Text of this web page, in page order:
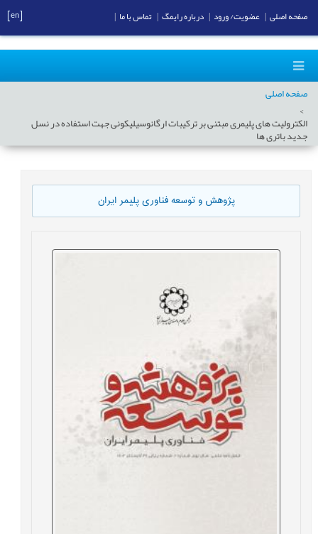
صفحه اصلی
الکترولیت های پلیمری مبتنی بر ترکیبات ارگانوسیلیکونی جهت استفاده در نسل
جدید باتری ها
پژوهش و توسعه فناوری پلیمر ایران
صفحه اصلی عضویت/ ورود درباره رایمگ تماس با ما